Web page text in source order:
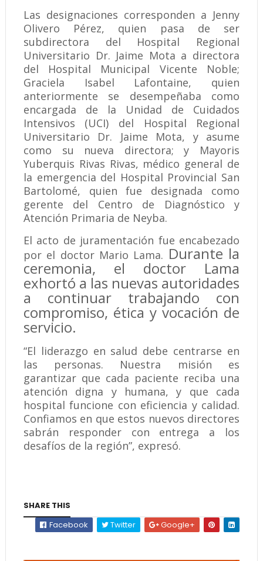
Las designaciones corresponden a Jenny
Olivero Pérez, quien pasa de ser
subdirectora del Hospital Regional
Universitario Dr. Jaime Mota a directora
del Hospital Municipal Vicente Noble;
Graciela Isabel Lafontaine, quien
anteriormente se desempeñaba como
encargada de la Unidad de Cuidados
Intensivos (UCI) del Hospital Regional
Universitario Dr. Jaime Mota, y asume
como su nueva directora; y Mayoris
Yuberquis Rivas Rivas, médico general de
la emergencia del Hospital Provincial San
Bartolomé, quien fue designada como
gerente del Centro de Diagnóstico y
Atención Primaria de Neyba.
El acto de juramentación fue encabezado
por el doctor Mario Lama. Durante la
ceremonia, el doctor Lama
exhortó a las nuevas autoridades
a continuar trabajando con
compromiso, ética y vocación de
servicio.
“El liderazgo en salud debe centrarse en
las personas. Nuestra misión es
garantizar que cada paciente reciba una
atención digna y humana, y que cada
hospital funcione con eficiencia y calidad.
Confiamos en que estos nuevos directores
sabrán responder con entrega a los
desafíos de la región”, expresó.
SHARE THIS
Facebook
Twitter Google+